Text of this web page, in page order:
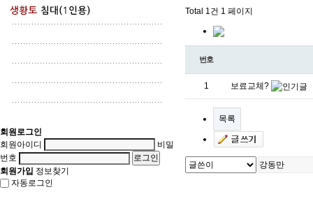
회원로그인
회원아이디
비밀
번호
회원가입 정보찾기
자동로그인
Total 1건 1 페이지
번호
1 보료교체?
목록